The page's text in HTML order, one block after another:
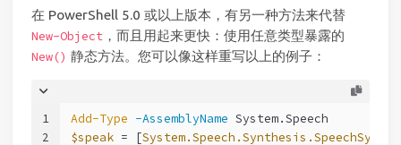
在 PowerShell 5.0 或以上版本，有另一种方法来代替
New-Object ，而且用起来更快：使用任意类型暴露的
New() 静态方法。您可以像这样重写以上的例子：
1
2
Add-Type -AssemblyName System.Speech
$speak = [